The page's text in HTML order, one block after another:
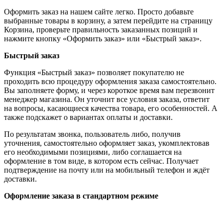
Оформить заказ на нашем сайте легко. Просто добавьте
выбранные товары в корзину, а затем перейдите на страницу
Корзина, проверьте правильность заказанных позиций и
нажмите кнопку «Оформить заказ» или «Быстрый заказ».
Быстрый заказ
Функция «Быстрый заказ» позволяет покупателю не
проходить всю процедуру оформления заказа самостоятельно.
Вы заполняете форму, и через короткое время вам перезвонит
менеджер магазина. Он уточнит все условия заказа, ответит
на вопросы, касающиеся качества товара, его особенностей. А
также подскажет о вариантах оплаты и доставки.
По результатам звонка, пользователь либо, получив
уточнения, самостоятельно оформляет заказ, укомплектовав
его необходимыми позициями, либо соглашается на
оформление в том виде, в котором есть сейчас. Получает
подтверждение на почту или на мобильный телефон и ждёт
доставки.
Оформление заказа в стандартном режиме